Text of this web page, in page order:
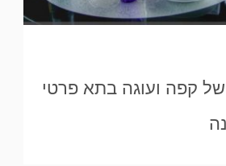
של קפה ועוגה בתא פרטי